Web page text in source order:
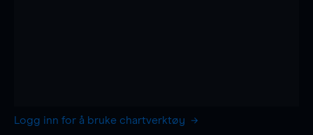
Logg inn for å bruke chartverktøy